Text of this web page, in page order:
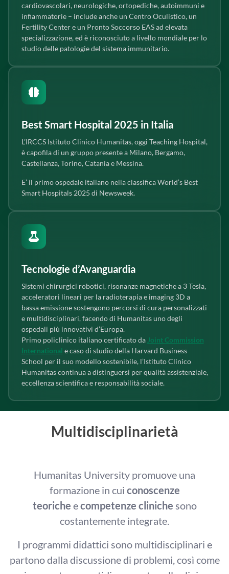
cardiovascolari, neurologiche, ortopediche, autoimmuni e
infiammatorie – include anche un Centro Oculistico, un
Fertility Center e un Pronto Soccorso EAS ad elevata
specializzazione, ed è riconosciuto a livello mondiale per lo
studio delle patologie del sistema immunitario.
Best Smart Hospital 2025 in Italia
L’IRCCS Istituto Clinico Humanitas, oggi Teaching Hospital,
è capofila di un gruppo presente a Milano, Bergamo,
Castellanza, Torino, Catania e Messina.
E’ il primo ospedale italiano nella classifica World’s Best
Smart Hospitals 2025 di Newsweek.
Tecnologie d’Avanguardia
Sistemi chirurgici robotici, risonanze magnetiche a 3 Tesla,
acceleratori lineari per la radioterapia e imaging 3D a
bassa emissione sostengono percorsi di cura personalizzati
e multidisciplinari, facendo di Humanitas uno degli
ospedali più innovativi d’Europa.
Primo policlinico italiano certificato da Joint Commission
International e caso di studio della Harvard Business
School per il suo modello sostenibile, l’Istituto Clinico
Humanitas continua a distinguersi per qualità assistenziale,
eccellenza scientifica e responsabilità sociale.
Multidisciplinarietà
Humanitas University promuove una
formazione in cui conoscenze
teoriche ecompetenze cliniche sono
costantemente integrate.
I programmi didattici sono multidisciplinari e
partono dalla discussione di problemi, così come